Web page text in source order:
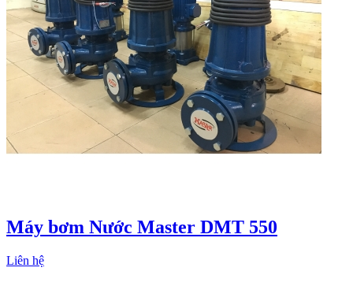
Máy bơm Nước Master DMT 550
Liên hệ